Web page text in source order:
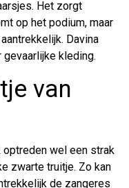
Het zorgt
op het podium, maar
Davina
kleding.
van
wel een strak
zwarte truitje. Zo kan
de zangeres